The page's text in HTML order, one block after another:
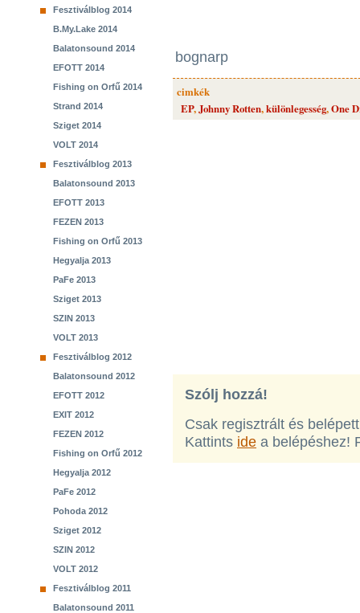
Fesztiválblog 2014
B.My.Lake 2014
Balatonsound 2014
EFOTT 2014
Fishing on Orfű 2014
Strand 2014
Sziget 2014
VOLT 2014
Fesztiválblog 2013
Balatonsound 2013
EFOTT 2013
FEZEN 2013
Fishing on Orfű 2013
Hegyalja 2013
PaFe 2013
Sziget 2013
SZIN 2013
VOLT 2013
Fesztiválblog 2012
Balatonsound 2012
EFOTT 2012
EXIT 2012
FEZEN 2012
Fishing on Orfű 2012
Hegyalja 2012
PaFe 2012
Pohoda 2012
Sziget 2012
SZIN 2012
VOLT 2012
Fesztiválblog 2011
Balatonsound 2011
bognarp
cimkék
EP,Johnny Rotten,különlegesség,One
Szólj hozzá!
Csak regisztrált és
Kattints ide a belépéshez!